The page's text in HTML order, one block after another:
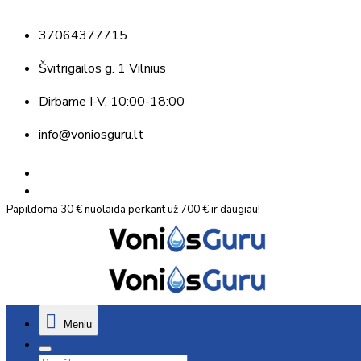
37064377715
Švitrigailos g. 1 Vilnius
Dirbame I-V, 10:00-18:00
info@voniosguru.lt
Papildoma 30 € nuolaida perkant už 700 € ir daugiau!
Meniu